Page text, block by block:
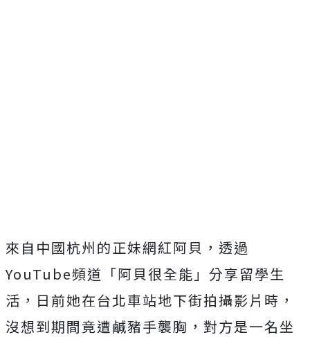
來自中國杭州的正妹網紅阿貝，透過
YouTube頻道「阿貝很全能」分享留學生
活，日前她在台北車站地下街拍攝影片時，
沒想到期間竟遭鹹豬手襲胸，對方是一名坐